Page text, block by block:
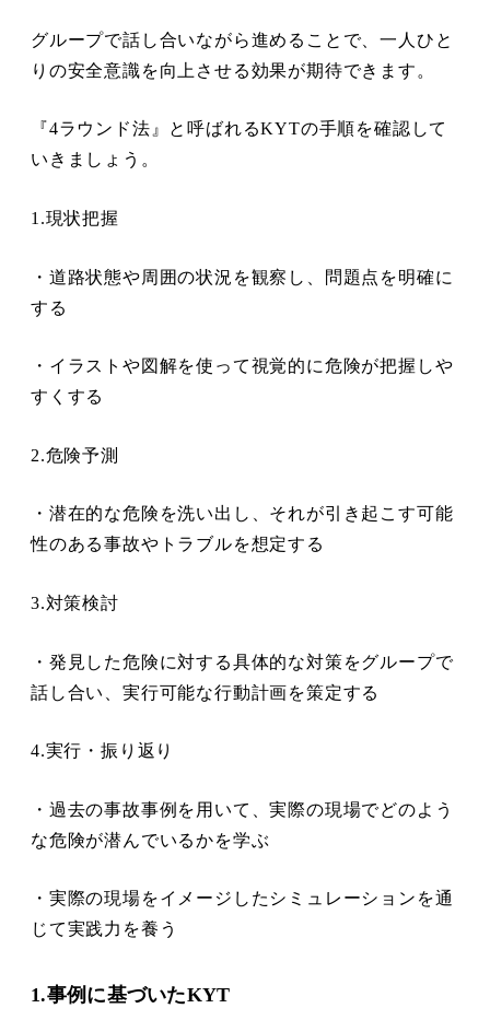
グループで話し合いながら進めることで、一人ひと
りの安全意識を向上させる効果が期待できます。
『4ラウンド法』と呼ばれるKYTの手順を確認して
いきましょう。
1.現状把握
・道路状態や周囲の状況を観察し、問題点を明確に
する
・イラストや図解を使って視覚的に危険が把握しや
すくする
2.危険予測
・潜在的な危険を洗い出し、それが引き起こす可能
性のある事故やトラブルを想定する
3.対策検討
・発見した危険に対する具体的な対策をグループで
話し合い、実行可能な行動計画を策定する
4.実行・振り返り
・過去の事故事例を用いて、実際の現場でどのよう
な危険が潜んでいるかを学ぶ
・実際の現場をイメージしたシミュレーションを通
じて実践力を養う
1.事例に基づいたKYT